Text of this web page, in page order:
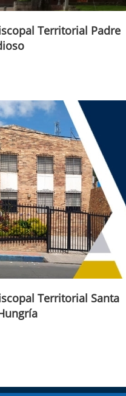
Territorial Padre
Territorial Santa